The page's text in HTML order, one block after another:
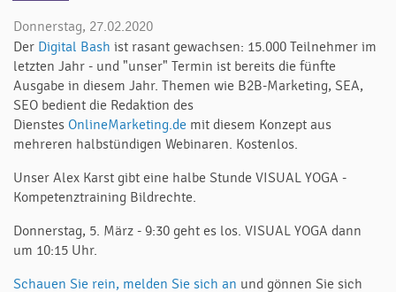
Donnerstag, 27.02.2020
Der Digital Bash ist rasant gewachsen: 15.000 Teilnehmer im
letzten Jahr - und "unser" Termin ist bereits die fünfte
Ausgabe in diesem Jahr. Themen wie B2B-Marketing, SEA,
SEO bedient die Redaktion des
Dienstes OnlineMarketing.de mit diesem Konzept aus
mehreren halbstündigen Webinaren. Kostenlos.
Unser Alex Karst gibt eine halbe Stunde VISUAL YOGA -
Kompetenztraining Bildrechte.
Donnerstag, 5. März - 9:30 geht es los. VISUAL YOGA dann
um 10:15 Uhr.
Schauen Sie rein, melden Sie sich an und gönnen Sie sich